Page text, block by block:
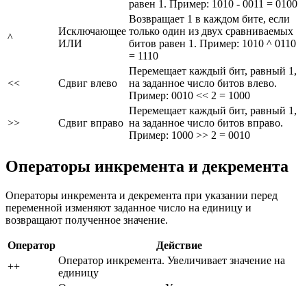
равен 1. Пример: 1010 - 0011 = 0100
^
Исключающее
ИЛИ
Возвращает 1 в каждом бите, если
только один из двух сравниваемых
битов равен 1. Пример: 1010 ^ 0110
= 1110
<< Сдвиг влево
Перемещает каждый бит, равный 1,
на заданное число битов влево.
Пример: 0010 << 2 = 1000
>> Сдвиг вправо
Перемещает каждый бит, равный 1,
на заданное число битов вправо.
Пример: 1000 >> 2 = 0010
Операторы инкремента и декремента
Операторы инкремента и декремента при указании перед
переменной изменяют заданное число на единицу и
возвращают полученное значение.
Оператор
Действие
++
Оператор инкремента. Увеличивает значение на
единицу